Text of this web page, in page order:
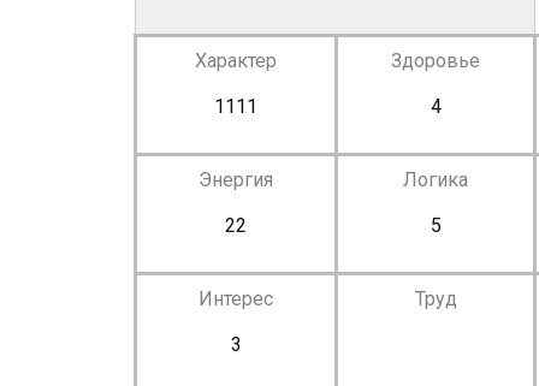
Характер
1111
Здоровье
4
Энергия
22
Логика
5
Интерес
3
Труд